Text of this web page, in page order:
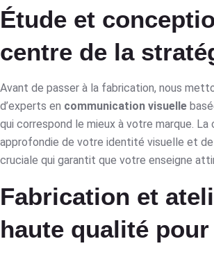
Étude et
centre de la
Avant de passer à la fabrication, nous
d’experts en communication visuelle
qui correspond le mieux à votre marque.
approfondie de votre identité visuelle et de
cruciale qui garantit que votre enseigne
Fabrication et
haute qualité